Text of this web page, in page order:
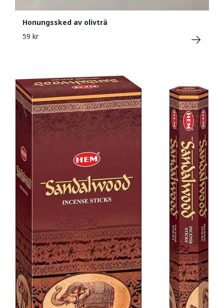
Honungssked av olivträ
59 kr